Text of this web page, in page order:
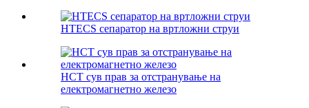
HTECS сепаратор на вртложни струи
HCT сув прав за отстранување на
електромагнетно железо